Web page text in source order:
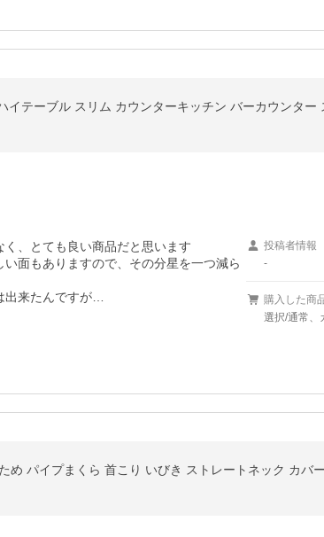
、とても良い商品だと思います
面もありますので、その分星を一つ減ら
来たんですが…
投稿者情報
-
購入した商
選択/通常、
パイプまくら 首こり いびき ストレートネック カバ